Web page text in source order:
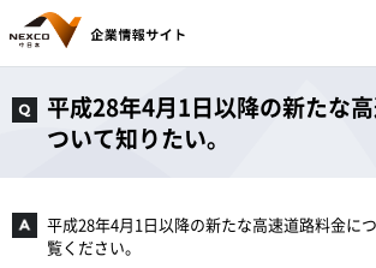
平成28年4月1日以降の新たな
ついて知りたい。
平成28年4月1日以降の新たな高速道路料金に
覧ください。